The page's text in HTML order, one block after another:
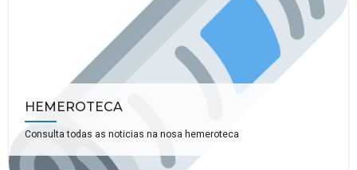
HEMEROTECA
Consulta todas as noticias na nosa hemeroteca